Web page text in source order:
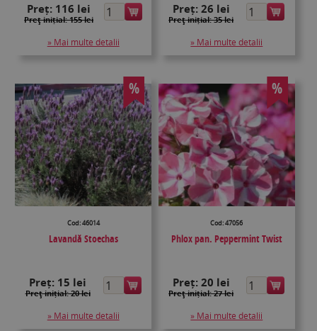
Preț: 116 lei
Preţ inițial: 155 lei
» Mai multe detalii
Preț: 26 lei
Preţ inițial: 35 lei
» Mai multe detalii
%
Cod: 46014
Lavandă Stoechas
Preț: 15 lei
Preţ inițial: 20 lei
» Mai multe detalii
%
Cod: 47056
Phlox pan. Peppermint Twist
Preț: 20 lei
Preţ inițial: 27 lei
» Mai multe detalii